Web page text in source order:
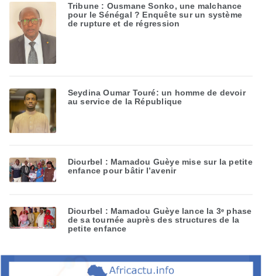
Tribune : Ousmane Sonko, une malchance
pour le Sénégal ? Enquête sur un système
de rupture et de régression
Seydina Oumar Touré: un homme de devoir
au service de la République
Diourbel : Mamadou Guèye mise sur la petite
enfance pour bâtir l’avenir
Diourbel : Mamadou Guèye lance la 3ᵉ phase
de sa tournée auprès des structures de la
petite enfance